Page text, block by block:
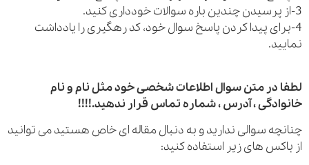
پیدا کردن پاسخ سوال خود، کد رهگیری را یادداشت
در متن سوال اطلاعات شخصی خود مثل نام و نام
، آدرس ، شماره تماس قرار ندهید.!!!!
سوالی ندارید و به دنبال مقاله ای خاص هستید می توانید
های زیر استفاده کنید: